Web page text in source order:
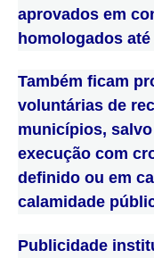
aprovados em
homologados
Também ficam
voluntárias de
municípios,
execução com
definido ou em
calamidade
Publicidade